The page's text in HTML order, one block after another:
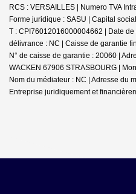
RCS : VERSAILLES | Numero TVA
Forme juridique : SASU | Capital
T : CPI76012016000004662 | Date
délivrance : NC | Caisse de garantie
N° de caisse de garantie : 20060 |
WACKEN 67906 STRASBOURG |
Nom du médiateur : NC | Adresse du
Entreprise juridiquement et